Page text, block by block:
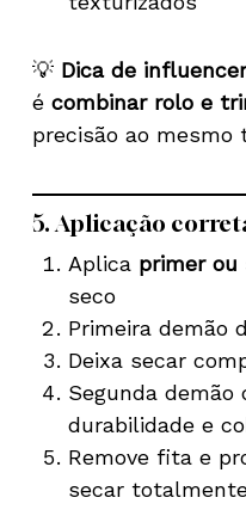
💡 Dica de
é combinar rolo e
precisão ao mesmo
5. Aplicação
Aplica primer ou
seco
Primeira demão
Deixa secar
Segunda
durabilidade e
Remove fita e
secar